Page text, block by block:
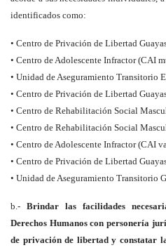
identificados como:
• Centro de Privación de Libertad
• Centro de Adolescente Infractor (CAI
• Unidad de Aseguramiento Transitorio
• Centro de Privación de Libertad
• Centro de Rehabilitación Social
• Centro de Rehabilitación Social
• Centro de Adolescente Infractor (CAI
• Centro de Privación de Libertad
• Unidad de Aseguramiento Transitorio
b.- Brindar las facilidades
Derechos Humanos con personería
de privación de libertad y constatar